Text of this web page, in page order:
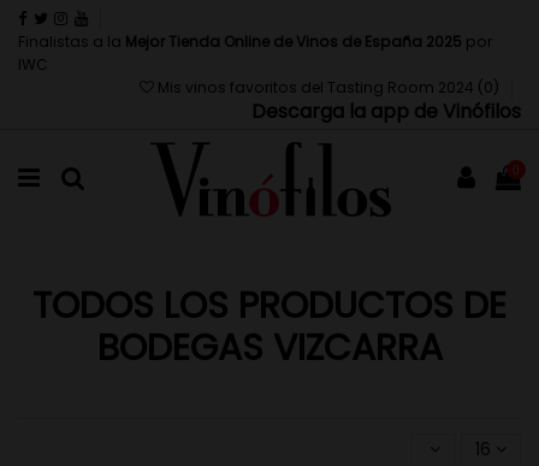
Finalistas a la Mejor Tienda Online de Vinos de España 2025 por
IWC
Mis vinos favoritos del Tasting Room 2024 (0 )
Descarga la app de Vinófilos
0
TODOS LOS PRODUCTOS DE
BODEGAS VIZCARRA
16